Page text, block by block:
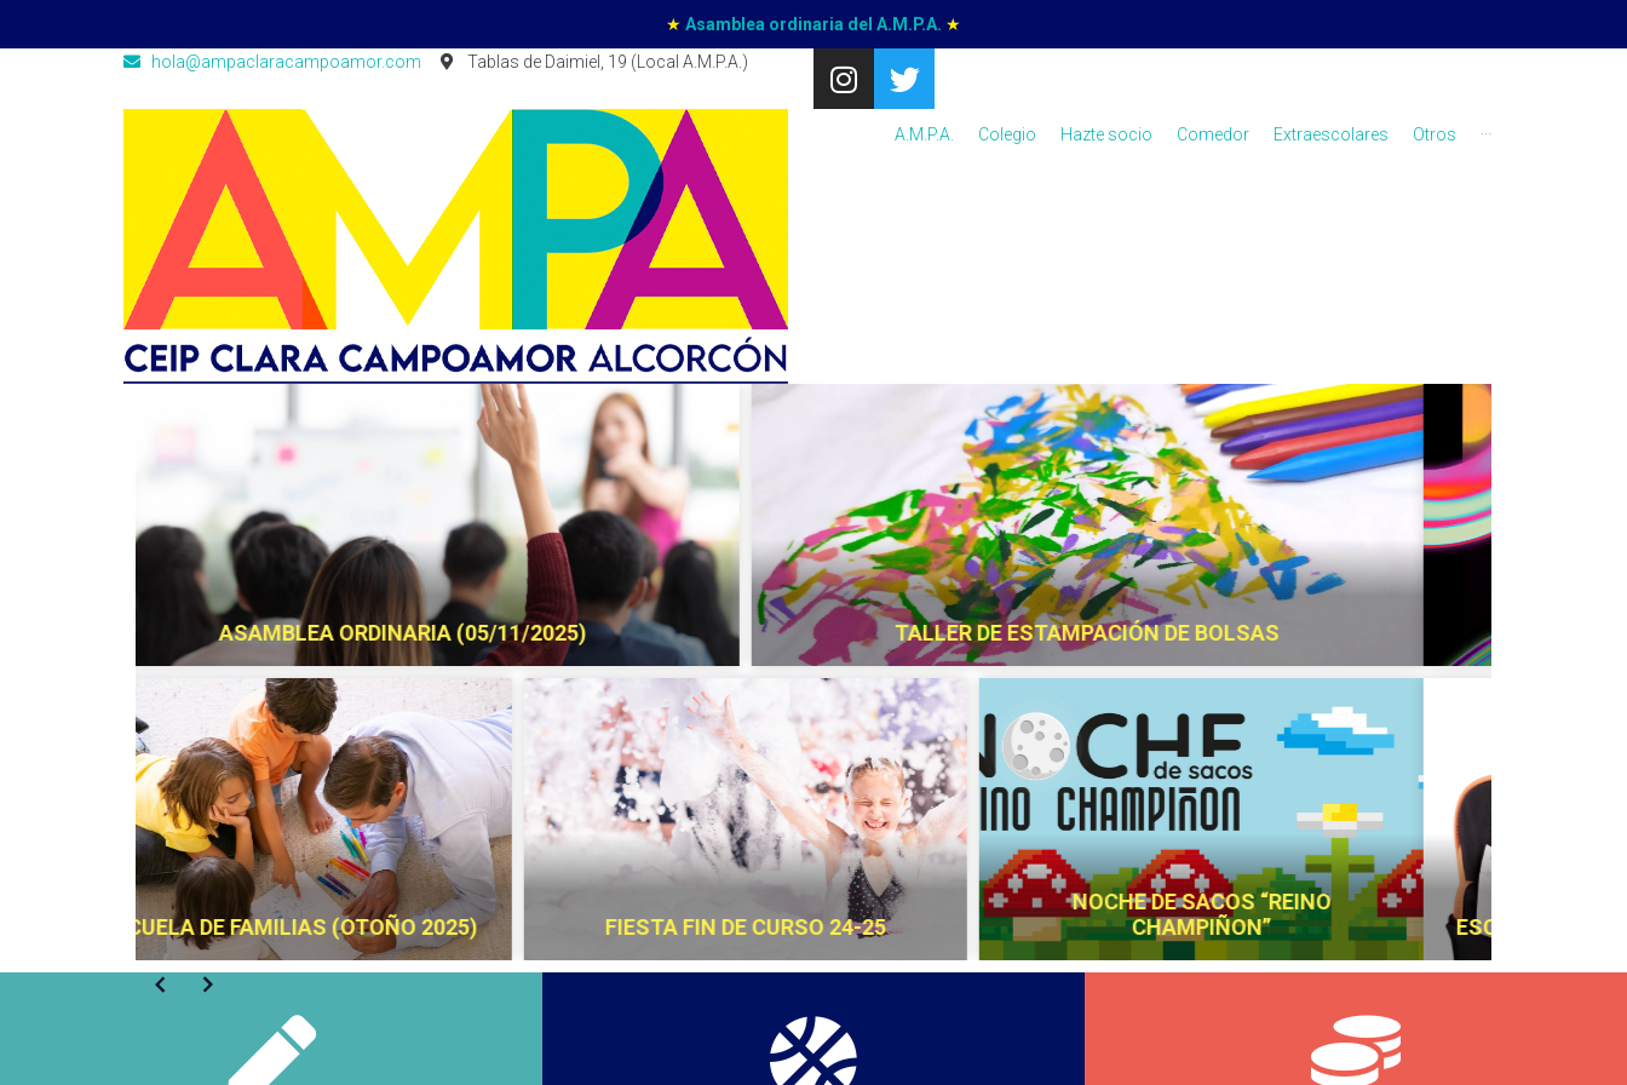
★ Asamblea ordinaria del A.M.P.A. ★
hola@ampaclaracampoamor.com
Tablas de Daimiel, 19 (Local A.M.P.A.)
A.M.P.A. Colegio Hazte socio Comedor Extraescolares Otros ···
FIESTA FLUOR UN RINCÓN PARA LAS FAMILIAS
ESCUELA DE FAMILIAS (OTOÑO 2024) ¡FELIZ VUELTA AL COLE! ¡FELICES VACACIONES!